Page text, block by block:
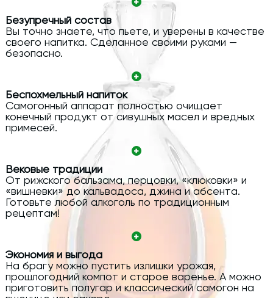
Безупречный состав
Вы точно знаете, что пьете, и уверены в качестве
своего напитка. Сделанное своими руками —
безопасно.
Беспохмельный напиток
Самогонный аппарат полностью очищает
конечный продукт от сивушных масел и вредных
примесей.
Вековые традиции
От рижского бальзама, перцовки, «клюковки» и
«вишневки» до кальвадоса, джина и абсента.
Готовьте любой алкоголь по традиционным
рецептам!
Экономия и выгода
На брагу можно пустить излишки урожая,
прошлогодний компот и старое варенье. А можно
приготовить полугар и классический самогон на